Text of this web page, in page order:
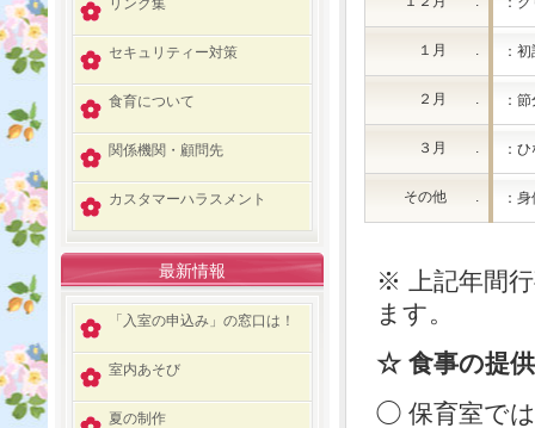
１月 . ：
２月 . ：
３月 . ：
その他 . ：
※ 上記年間
ます。
☆ 食事の提
◯ 保育室で
リンク集
セキュリティー対策
食育について
関係機関・顧問先
カスタマーハラスメント
最新情報
「入室の申込み」の窓口は！
室内あそび
夏の制作